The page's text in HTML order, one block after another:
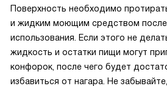
Поверхность необходимо
и жидким моющим средством
использования. Если этого не
жидкость и остатки пищи могут
конфорок, после чего будет
избавиться от нагара. Не